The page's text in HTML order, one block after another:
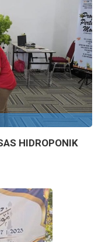
HIDROPONIK